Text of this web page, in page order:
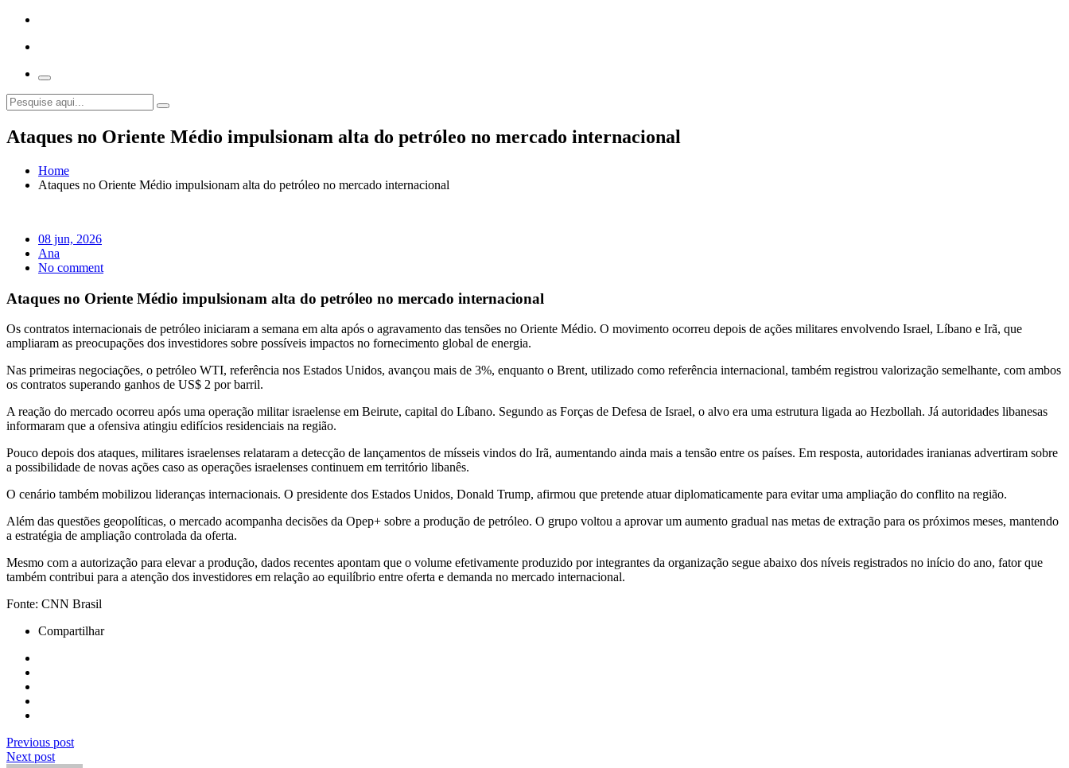
Ataques no Oriente Médio impulsionam alta do petróleo no mercado internacional
Home
Ataques no Oriente Médio impulsionam alta do petróleo no mercado internacional
08 jun, 2026
Ana
No comment
Ataques no Oriente Médio impulsionam alta do petróleo no mercado internacional
Os contratos internacionais de petróleo iniciaram a semana em alta após o agravamento das tensões no Oriente Médio. O movimento ocorreu depois de ações militares envolvendo Israel, Líbano e Irã, que
ampliaram as preocupações dos investidores sobre possíveis impactos no fornecimento global de energia.
Nas primeiras negociações, o petróleo WTI, referência nos Estados Unidos, avançou mais de 3%, enquanto o Brent, utilizado como referência internacional, também registrou valorização semelhante, com ambos
os contratos superando ganhos de US$ 2 por barril.
A reação do mercado ocorreu após uma operação militar israelense em Beirute, capital do Líbano. Segundo as Forças de Defesa de Israel, o alvo era uma estrutura ligada ao Hezbollah. Já autoridades libanesas
informaram que a ofensiva atingiu edifícios residenciais na região.
Pouco depois dos ataques, militares israelenses relataram a detecção de lançamentos de mísseis vindos do Irã, aumentando ainda mais a tensão entre os países. Em resposta, autoridades iranianas advertiram sobre
a possibilidade de novas ações caso as operações israelenses continuem em território libanês.
O cenário também mobilizou lideranças internacionais. O presidente dos Estados Unidos, Donald Trump, afirmou que pretende atuar diplomaticamente para evitar uma ampliação do conflito na região.
Além das questões geopolíticas, o mercado acompanha decisões da Opep+ sobre a produção de petróleo. O grupo voltou a aprovar um aumento gradual nas metas de extração para os próximos meses, mantendo
a estratégia de ampliação controlada da oferta.
Mesmo com a autorização para elevar a produção, dados recentes apontam que o volume efetivamente produzido por integrantes da organização segue abaixo dos níveis registrados no início do ano, fator que
também contribui para a atenção dos investidores em relação ao equilíbrio entre oferta e demanda no mercado internacional.
Fonte: CNN Brasil
Compartilhar
Previous post
Next post